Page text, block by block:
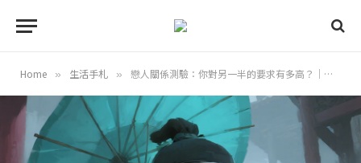
Home » 生活手札 » 戀人關係測驗：你對另一半的要求有多高？｜一題揭開你的戀愛樣貌